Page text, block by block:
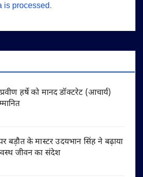
is processed.
हर्षे को मानद डॉक्टरेट (आचार्य)
बड़ौत के मास्टर उदयभान सिंह ने बढ़ाया
जीवन का संदेश